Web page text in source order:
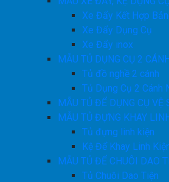
Xe Đẩy Kết Hợp
Xe Đẩy Dụng Cụ
Xe Đẩy inox
MẪU TỦ DỤNG CỤ 2
Tủ đồ nghề 2 cánh
Tủ Dụng Cụ 2 Cánh
MẪU TỦ ĐỂ DỤNG CỤ VỆ
MẪU TỦ ĐỰNG KHAY
Tủ đựng linh kiện
Kệ Để Khay Linh
MẪU TỦ ĐỂ CHUÔI DAO
Tủ Chuôi Dao Tiện